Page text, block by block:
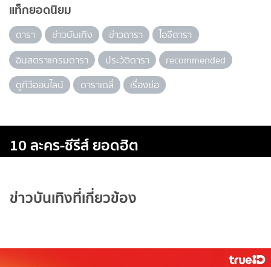
แท็กยอดนิยม
ดารา ข่าวบันเทิง ข่าวดารา
ไอจีดารา
อินสตราแกรมดารา
ประวัติดารา
recommended
ดูทีวีออนไลน์
ดาราเดลี่ เรื่องย่อ
10 ละคร-ซีรีส์ ยอดฮิต
ข่าวบันเทิงที่เกี่ยวข้อง